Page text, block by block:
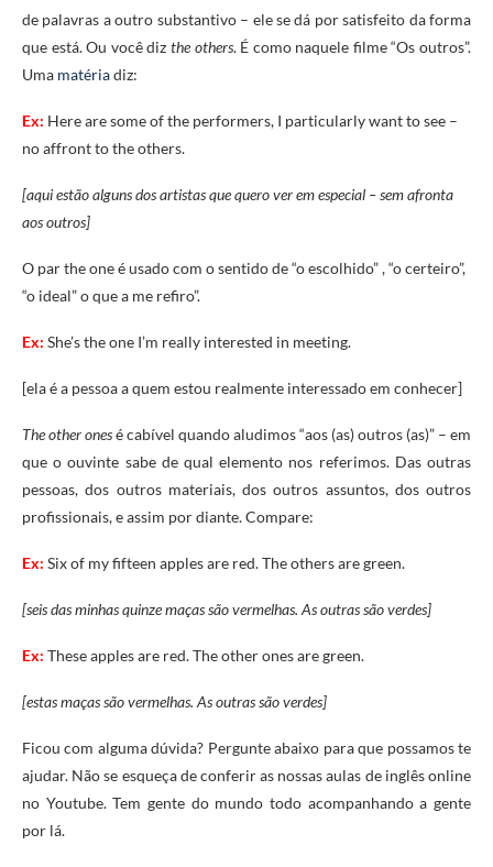
de palavras a outro substantivo – ele se dá por satisfeito da forma
que está. Ou você diz the others. É como naquele filme “Os outros”.
Uma matériadiz:
Ex: Here are some of the performers, I particularly want to see –
no affront to the others.
[aqui estão alguns dos artistas que quero ver em especial – sem afronta
aos outros]
O par the one é usado com o sentido de “o escolhido” , “o certeiro”,
“o ideal” o que a me refiro”.
Ex: She’s the one I’m really interested in meeting.
[ela é a pessoa a quem estou realmente interessado em conhecer]
The other onesé cabível quando aludimos “aos (as) outros (as)” – em
que o ouvinte sabe de qual elemento nos referimos. Das outras
pessoas, dos outros materiais, dos outros assuntos, dos outros
profissionais, e assim por diante. Compare:
Ex: Six of my fifteen apples are red. The others are green.
[seis das minhas quinze maças são vermelhas. As outras são verdes]
Ex: These apples are red. The other ones are green.
[estas maças são vermelhas. As outras são verdes]
Ficou com alguma dúvida? Pergunte abaixo para que possamos te
ajudar. Não se esqueça de conferir as nossas aulas de inglês online
no Youtube. Tem gente do mundo todo acompanhando a gente
por lá.